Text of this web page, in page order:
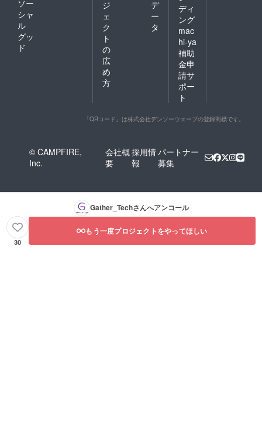
ソー
シャ
ル
グッ
ド
ジ
ェ
ク
ト
の
広
め
方
デ
ー
タ
ディ
ング
mac
hi-ya
補助
金申
請サ
ポー
ト
「QRコード」は株式会社デンソーウェーブの登録商標です。
© CAMPFIRE,
Inc.
会社概
要
採用情
報
パートナー
募集
Gather_Techさんへアンコール
30
もう一度プロジェクトをやってほしい